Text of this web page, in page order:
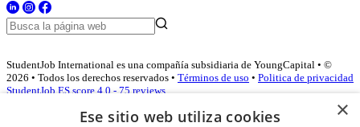
StudentJob International es una compañía subsidiaria de YoungCapital • ©
2026 • Todos los derechos reservados • Términos de uso • Politica de privacidad
StudentJob ES score 4.0 - 75 reviews
×
Ese sitio web utiliza cookies